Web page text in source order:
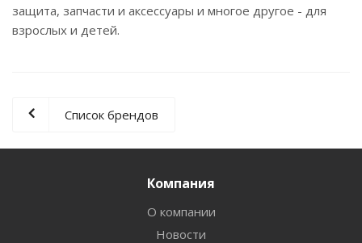
защита, запчасти и аксессуары и многое другое - для
взрослых и детей.
Список брендов
Компания
О компании
Новости